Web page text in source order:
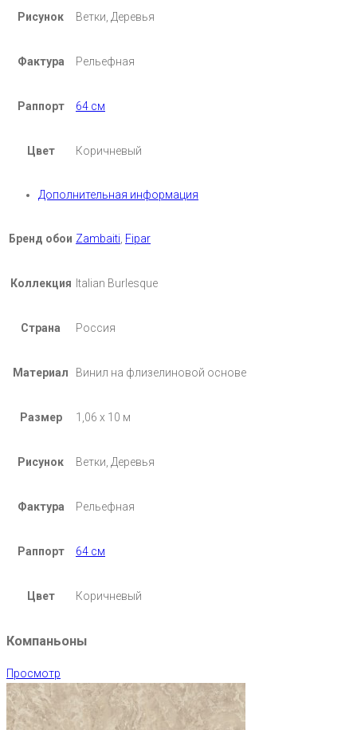
Рисунок Ветки, Деревья
Фактура Рельефная
Раппорт 64 см
Цвет Коричневый
Дополнительная информация
Бренд обои Zambaiti Fipar
Коллекция Italian Burlesque
Страна Россия
Материал Винил на флизелиновой основе
Размер 1,06 х 10 м
Рисунок Ветки, Деревья
Фактура Рельефная
Раппорт 64 см
Цвет Коричневый
Компаньоны
Просмотр